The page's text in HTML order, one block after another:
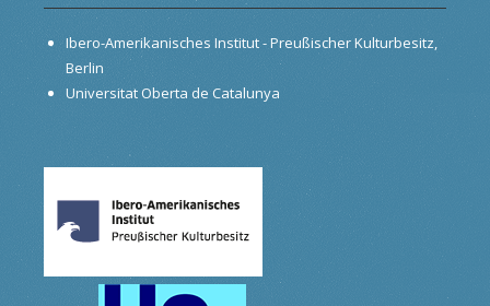
Ibero-Amerikanisches Institut - Preußischer Kulturbesitz,
Berlin
Universitat Oberta de Catalunya